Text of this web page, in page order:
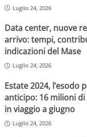
Luglio 24, 2026
Data center, nuove
arrivo: tempi,
indicazioni del Mase
Luglio 24, 2026
Estate 2024, l’esodo
anticipo: 16 milioni
in viaggio a giugno
Luglio 24, 2026